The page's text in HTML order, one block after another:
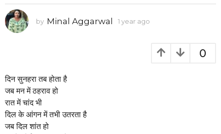
a
r
y
e
a
r
a
by Minal Aggarwal 1 year ago
0
दिन सुनहरा तब होता है
जब मन में ठहराव हो
रात में चांद भी
दिल के आंगन में तभी उतरता है
जब दिल शांत हो